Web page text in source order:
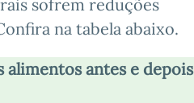
sofrem reduções
na tabela abaixo.
antes e